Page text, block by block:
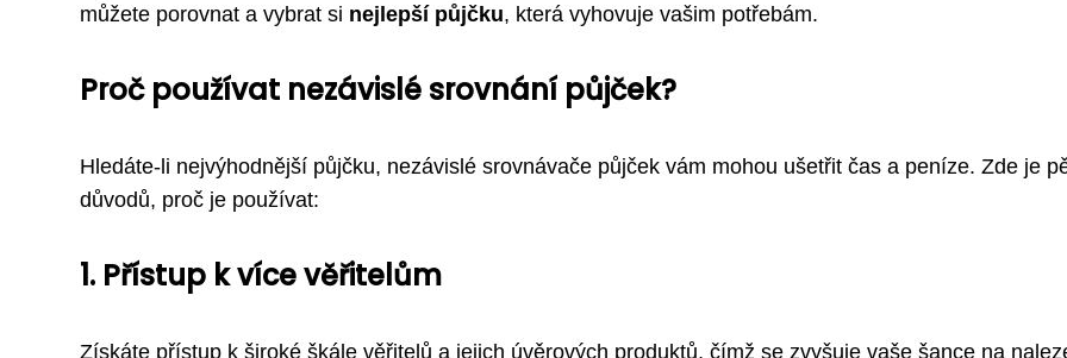
můžete porovnat a vybrat si nejlepší půjčku, která vyhovuje vašim potřebám.
Proč používat nezávislé srovnání půjček?
Hledáte-li nejvýhodnější půjčku, nezávislé srovnávače půjček vám mohou ušetřit čas a peníze. Zde je
důvodů, proč je používat:
1. Přístup k více věřitelům
Získáte přístup k široké škále věřitelů a jejich úvěrových produktů, čímž se zvyšuje vaše šance na